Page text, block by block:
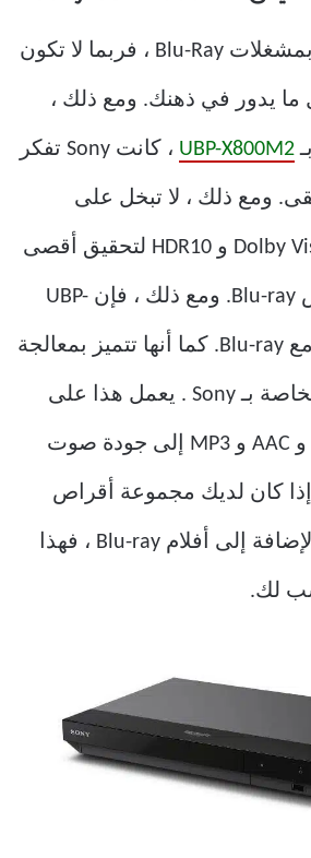
عندما يتعلق الأمر بمشغلات Blu-Ray ، فربما لا تكون
يدور في ذهنك. ومع ذلك ،
UBP-X800M2 ، كانت Sony تفكر
ومع ذلك ، لا تبخل على
المرئيات ، مع Dolby Vision و HDR10 لتحقيق أقصى
استفادة من أقراص Blu-ray. ومع ذلك ، فإن UBP-
X800M2 لا يتوقف مع Blu-ray. كما أنها تتميز بمعالجة
الصوت DSEE HX الخاصة بـ Sony . يعمل هذا على
ترقية ملفات FLAC و AAC و MP3 إلى جودة صوت
إذا كان لديك مجموعة أقراص
صوتية مضغوطة بالإضافة إلى أفلام Blu-ray ، فهذا
لك.